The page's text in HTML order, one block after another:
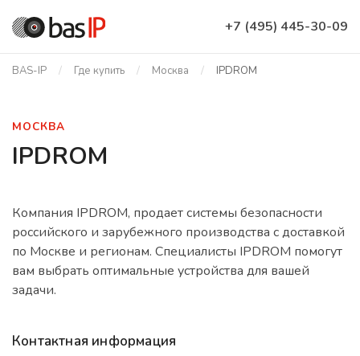
+7 (495) 445-30-09
BAS-IP Где купить Москва IPDROM
МОСКВА
IPDROM
Компания IPDROM, продает системы безопасности
российского и зарубежного производства с доставкой
по Москве и регионам. Специалисты IPDROM помогут
вам выбрать оптимальные устройства для вашей
задачи.
Контактная информация